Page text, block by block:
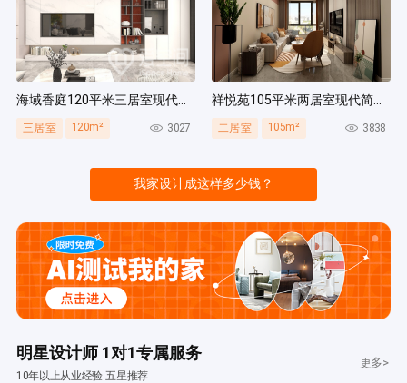
海域香庭120平米三居室现代简约风装修案例
三居室 120m² 3027
祥悦苑105平米两居室现代简约风装修案例
二居室 105m² 3838
我家设计成这样多少钱？
明星设计师 1对1专属服务
10年以上从业经验 五星推荐
更多>